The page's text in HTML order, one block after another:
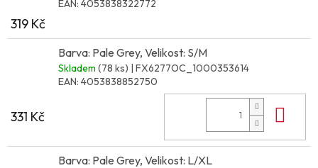
EAN: 4053838322772
319 Kč
Barva: Pale Grey, Velikost: S/M
Skladem (78 ks) | FX6277OC_1000353614
EAN: 4053838852750
331 Kč
Barva: Pale Grey, Velikost: L/XL